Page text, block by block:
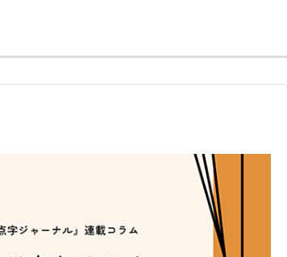
sugiyama/moeru-heigen.htm
）監督により1964年に映画化
Arturo）監督により1985年に映画化